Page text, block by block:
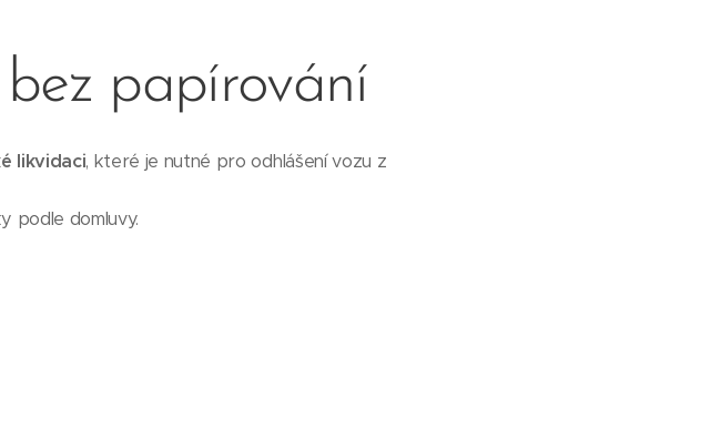
bez papírování
likvidaci, které je nutné pro odhlášení vozu z
podle domluvy.